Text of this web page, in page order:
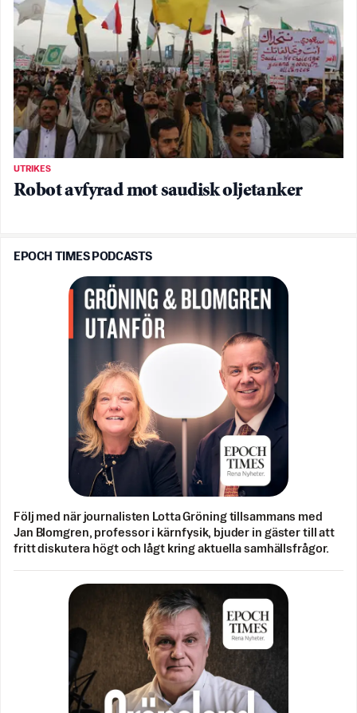
UTRIKES
Robot avfyrad mot saudisk oljetanker
EPOCH TIMES PODCASTS
Följ med när journalisten Lotta Gröning tillsammans med
Jan Blomgren, professor i kärnfysik, bjuder in gäster till att
fritt diskutera högt och lågt kring aktuella samhällsfrågor.